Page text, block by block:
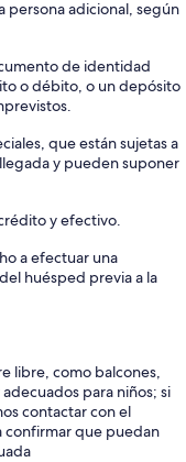
persona adicional, según
de identidad
o débito, o un depósito
que están sujetas a
y pueden suponer
y efectivo.
a efectuar una
huésped previa a la
libre, como balcones,
para niños; si
contactar con el
confirmar que puedan